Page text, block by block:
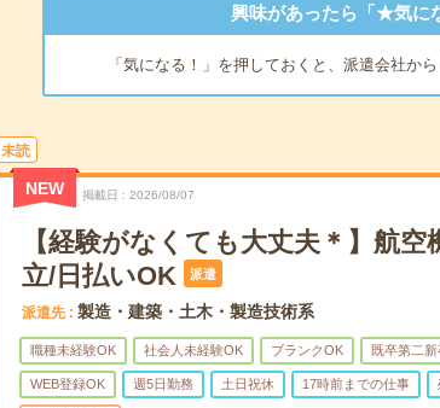
興味があったら「★気に
「気になる！」を押しておくと、派遣会社から
未読
NEW 掲載日 2026/08/07
【経験がなくても大丈夫＊】航
立/日払いOK
派遣
派遣先 製造・建築・土木・製造技術系
職種未経験OK 社会人未経験OK ブランクOK 既卒第二
WEB登録OK 週5日勤務 土日祝休 17時前までの仕事